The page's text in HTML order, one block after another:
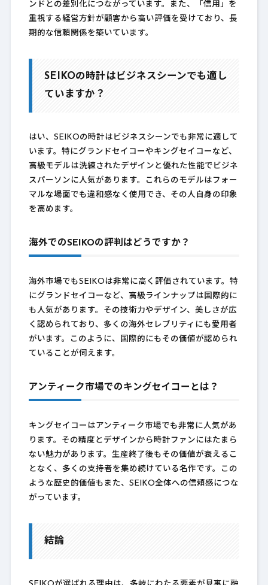
ンドとの差別化につながっています。また、「信用」を
重視する経営方針が顧客から高い評価を受けており、長
期的な信頼関係を築いています。
SEIKOの時計はビジネスシーンでも適し
ていますか？
はい、SEIKOの時計はビジネスシーンでも非常に適して
います。特にグランドセイコーやキングセイコーなど、
高級モデルは洗練されたデザインと優れた性能でビジネ
スパーソンに人気があります。これらのモデルはフォー
マルな場面でも違和感なく使用でき、その人自身の印象
を高めます。
海外でのSEIKOの評判はどうですか？
海外市場でもSEIKOは非常に高く評価されています。特
にグランドセイコーなど、高級ラインナップは国際的に
も人気があります。その技術力やデザイン、美しさが広
く認められており、多くの海外セレブリティにも愛用者
がいます。このように、国際的にもその価値が認められ
ていることが伺えます。
アンティーク市場でのキングセイコーとは？
キングセイコーはアンティーク市場でも非常に人気があ
ります。その精度とデザインから時計ファンにはたまら
ない魅力があります。生産終了後もその価値が衰えるこ
となく、多くの支持者を集め続けている名作です。この
ような歴史的価値もまた、SEIKO全体への信頼感につな
がっています。
結論